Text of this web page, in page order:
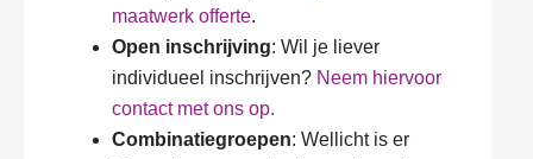
maatwerk offerte.
Open inschrijving: Wil je liever
individueel inschrijven? Neem hiervoor
contact met ons op.
Combinatiegroepen: Wellicht is er